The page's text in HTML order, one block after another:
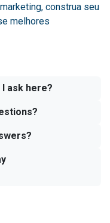
construa seu
melhores
ask here?